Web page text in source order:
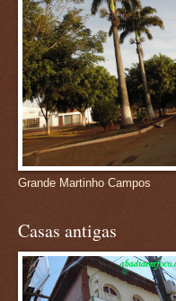
Grande Martinho Campos
Casas antigas